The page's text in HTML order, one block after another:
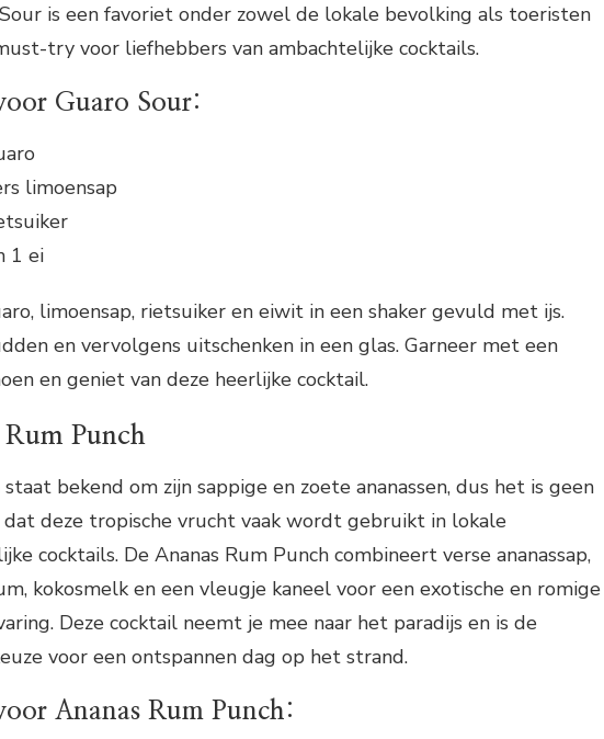
is een favoriet onder zowel de lokale bevolking als toeristen
try voor liefhebbers van ambachtelijke cocktails.
Guaro Sour:
limoensap
1 ei
limoensap, rietsuiker en eiwit in een shaker gevuld met ijs.
en vervolgens uitschenken in een glas. Garneer met een
en geniet van deze heerlijke cocktail.
Punch
staat bekend om zijn sappige en zoete ananassen, dus het is geen
dat deze tropische vrucht vaak wordt gebruikt in lokale
cocktails. De Ananas Rum Punch combineert verse ananassap,
kokosmelk en een vleugje kaneel voor een exotische en romige
Deze cocktail neemt je mee naar het paradijs en is de
voor een ontspannen dag op het strand.
Ananas Rum Punch: